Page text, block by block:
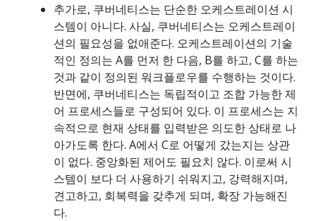
추가로, 쿠버네티스는 단순한 오케스트레이션 시
스템이 아니다. 사실, 쿠버네티스는 오케스트레이
션의 필요성을 없애준다. 오케스트레이션의 기술
적인 정의는 A를 먼저 한 다음, B를 하고, C를 하는
것과 같이 정의된 워크플로우를 수행하는 것이다.
반면에, 쿠버네티스는 독립적이고 조합 가능한 제
어 프로세스들로 구성되어 있다. 이 프로세스는 지
속적으로 현재 상태를 입력받은 의도한 상태로 나
아가도록 한다. A에서 C로 어떻게 갔는지는 상관
이 없다. 중앙화된 제어도 필요치 않다. 이로써 시
스템이 보다 더 사용하기 쉬워지고, 강력해지며,
견고하고, 회복력을 갖추게 되며, 확장 가능해진
다.